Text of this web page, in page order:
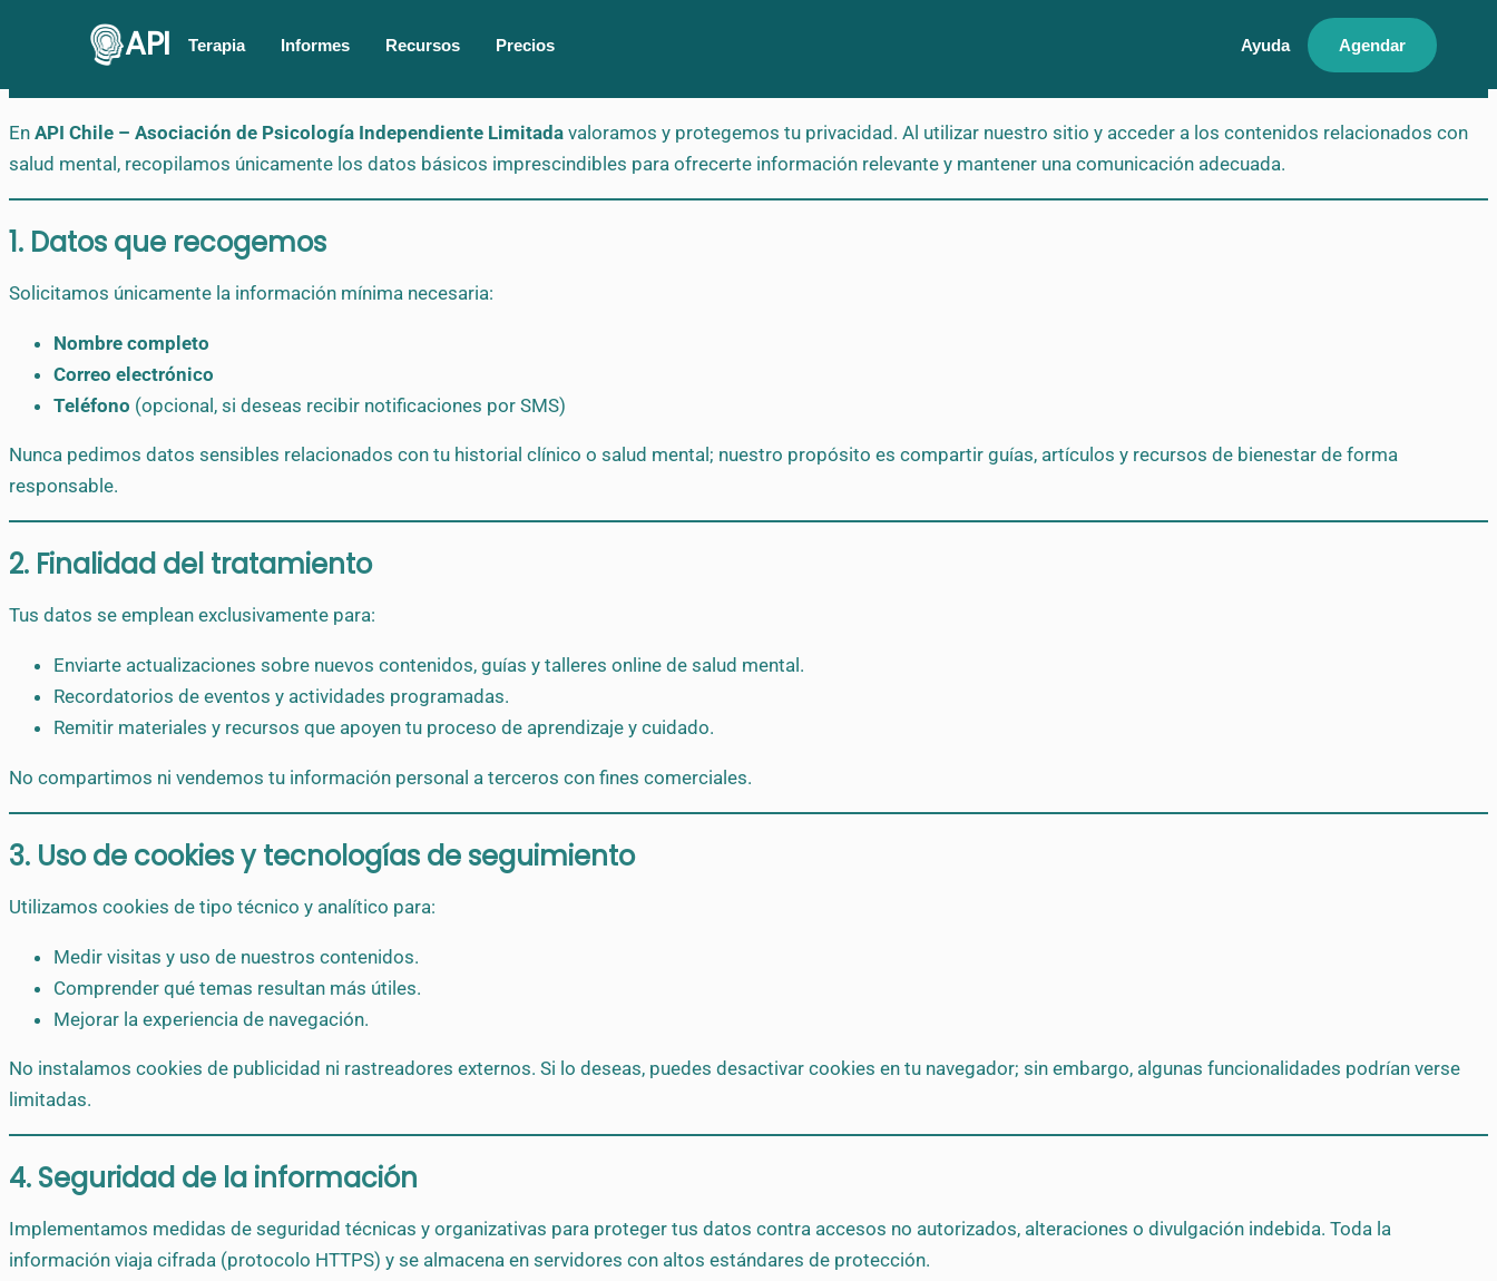
API Terapia Informes Recursos Precios Ayuda Agendar
En API Chile – Asociación de Psicología Independiente Limitada valoramos y protegemos tu privacidad. Al utilizar nuestro sitio y acceder a los contenidos relacionados con
salud mental, recopilamos únicamente los datos básicos imprescindibles para ofrecerte información relevante y mantener una comunicación adecuada.
1. Datos que recogemos
Solicitamos únicamente la información mínima necesaria:
Nombre completo
Correo electrónico
Teléfono (opcional, si deseas recibir notificaciones por SMS)
Nunca pedimos datos sensibles relacionados con tu historial clínico o salud mental; nuestro propósito es compartir guías, artículos y recursos de bienestar de forma
responsable.
2. Finalidad del tratamiento
Tus datos se emplean exclusivamente para:
Enviarte actualizaciones sobre nuevos contenidos, guías y talleres online de salud mental.
Recordatorios de eventos y actividades programadas.
Remitir materiales y recursos que apoyen tu proceso de aprendizaje y cuidado.
No compartimos ni vendemos tu información personal a terceros con fines comerciales.
3. Uso de cookies y tecnologías de seguimiento
Utilizamos cookies de tipo técnico y analítico para:
Medir visitas y uso de nuestros contenidos.
Comprender qué temas resultan más útiles.
Mejorar la experiencia de navegación.
No instalamos cookies de publicidad ni rastreadores externos. Si lo deseas, puedes desactivar cookies en tu navegador; sin embargo, algunas funcionalidades podrían verse
limitadas.
4. Seguridad de la información
Implementamos medidas de seguridad técnicas y organizativas para proteger tus datos contra accesos no autorizados, alteraciones o divulgación indebida. Toda la
información viaja cifrada (protocolo HTTPS) y se almacena en servidores con altos estándares de protección.